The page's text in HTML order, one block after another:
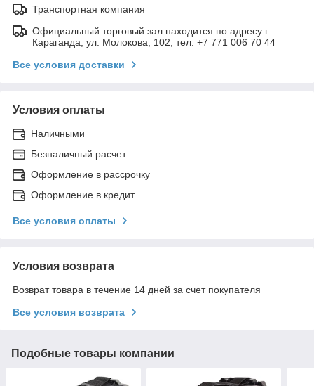
Транспортная компания
Официальный торговый зал находится по адресу г.
Караганда, ул. Молокова, 102; тел. +7 771 006 70 44
Все условия доставки
Условия оплаты
Наличными
Безналичный расчет
Оформление в рассрочку
Оформление в кредит
Все условия оплаты
Условия возврата
Возврат товара в течение 14 дней за счет покупателя
Все условия возврата
Подобные товары компании